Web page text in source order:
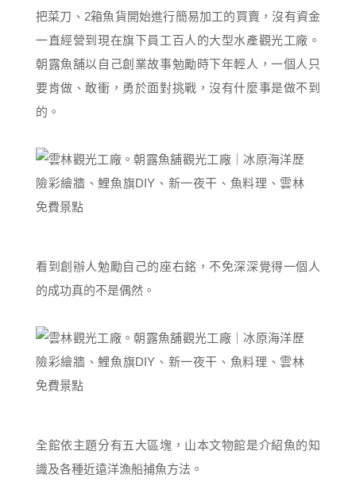
把菜刀、2箱魚貨開始進行簡易加工的買賣，沒有資金
一直經營到現在旗下員工百人的大型水產觀光工廠。
朝露魚舖以自己創業故事勉勵時下年輕人，一個人只
要肯做、敢衝，勇於面對挑戰，沒有什麼事是做不到
的。
看到創辦人勉勵自己的座右銘，不免深深覺得一個人
的成功真的不是偶然。
全館依主題分有五大區塊，山本文物館是介紹魚的知
識及各種近遠洋漁船捕魚方法。